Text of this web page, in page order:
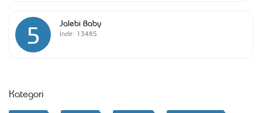
5 Jalebi Baby
İndir: 13485
Kategori